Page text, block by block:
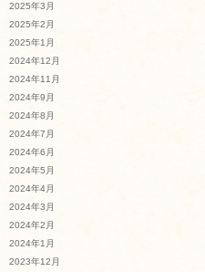
2025年3月
2025年2月
2025年1月
2024年12月
2024年11月
2024年9月
2024年8月
2024年7月
2024年6月
2024年5月
2024年4月
2024年3月
2024年2月
2024年1月
2023年12月